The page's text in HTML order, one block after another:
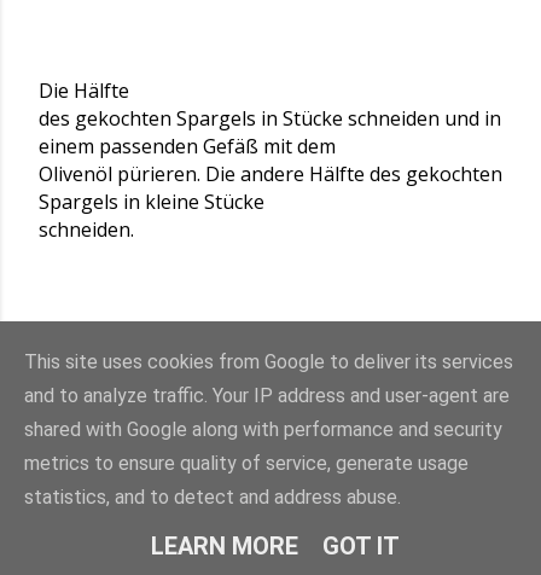
Die Hälfte
des gekochten Spargels in Stücke schneiden und in
einem passenden Gefäß mit dem
Olivenöl pürieren. Die andere Hälfte des gekochten
Spargels in kleine Stücke
schneiden.
In einem
größeren Gefäß nun den Frischkäse zusammen
mit dem Quark glatt rühren. Dann den
pürierten Spargel, die Spargelstücke, gehackte
Minze, gehackte Petersilie,
Schnittlauchröllchen, gehackte Eier, gehackten
Bärlauch, ganz klein gehackten
Ingwer und die Schalotten-Würfel hinzufügen. Mit
This site uses cookies from Google to deliver its services
and to analyze traffic. Your IP address and user-agent are
shared with Google along with performance and security
metrics to ensure quality of service, generate usage
statistics, and to detect and address abuse.
LEARN MORE GOT IT